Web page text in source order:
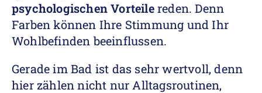
psychologischen Vorteilereden. Denn
Farben können Ihre Stimmung und Ihr
Wohlbefinden beeinflussen.
Gerade im Bad ist das sehr wertvoll, denn
hier zählen nicht nur Alltagsroutinen,